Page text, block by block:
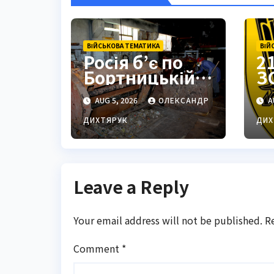
ВІЙСЬКОВА ТЕМАТИКА
Росія б’є по
Бортницькій
станції:
експерт
попередив
про
AUG 5, 2026
ОЛЕКСАНДР
ДИХТЯРУК
Leave a Reply
Your email address will not be published.
Comment *